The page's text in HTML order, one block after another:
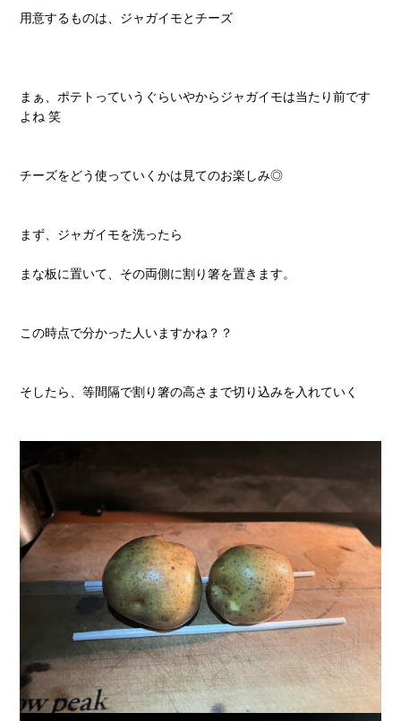
用意するものは、ジャガイモとチーズ
まぁ、ポテトっていうぐらいやからジャガイモは当たり前です
よね 笑
チーズをどう使っていくかは見てのお楽しみ◎
まず、ジャガイモを洗ったら
まな板に置いて、その両側に割り箸を置きます。
この時点で分かった人いますかね？？
そしたら、等間隔で割り箸の高さまで切り込みを入れていく